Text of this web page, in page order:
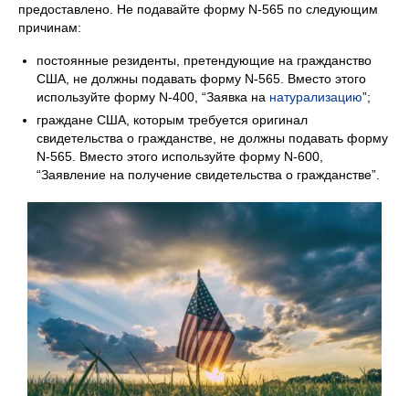
предоставлено. Не подавайте форму N-565 по следующим
причинам:
постоянные резиденты, претендующие на гражданство
США, не должны подавать форму N-565. Вместо этого
используйте форму N-400, “Заявка на натурализацию”;
граждане США, которым требуется оригинал
свидетельства о гражданстве, не должны подавать форму
N-565. Вместо этого используйте форму N-600,
“Заявление на получение свидетельства о гражданстве”.